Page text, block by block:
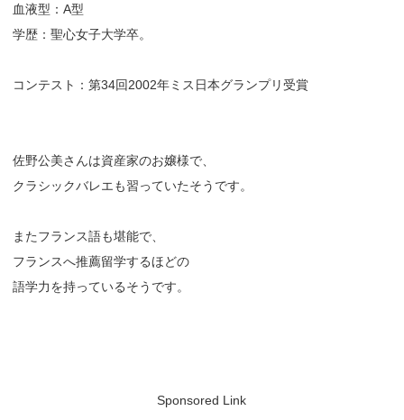
血液型：A型
学歴：聖心女子大学卒。
コンテスト：第34回2002年ミス日本グランプリ受賞
佐野公美さんは資産家のお嬢様で、
クラシックバレエも習っていたそうです。
またフランス語も堪能で、
フランスへ推薦留学するほどの
語学力を持っているそうです。
Sponsored Link